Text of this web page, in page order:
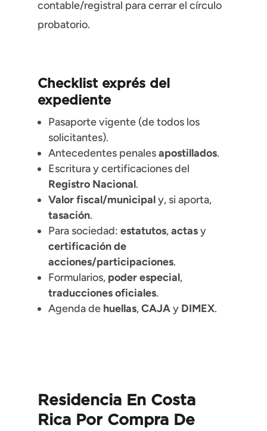
contable/registral para cerrar el círculo
probatorio.
Checklist exprés del
expediente
Pasaporte vigente (de todos los
solicitantes).
Antecedentes penalesapostillados.
Escritura y certificaciones del
Registro Nacional.
Valor fiscal/municipaly, si aporta,
tasación.
Para sociedad: estatutos,actasy
certificación de
acciones/participaciones.
Formularios, poder especial,
traducciones oficiales.
Agenda de huellas,CAJAy DIMEX.
Residencia En Costa
Rica Por Compra De